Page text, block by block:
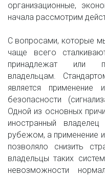
организационные,
начала рассмотрим
С вопросами, которые
чаще всего
принадлежат или
владельцам.
является применение
безопасности
Одной из основных
иностранный
рубежом, а применение
позволяло снизить
владельцы таких
невозможности